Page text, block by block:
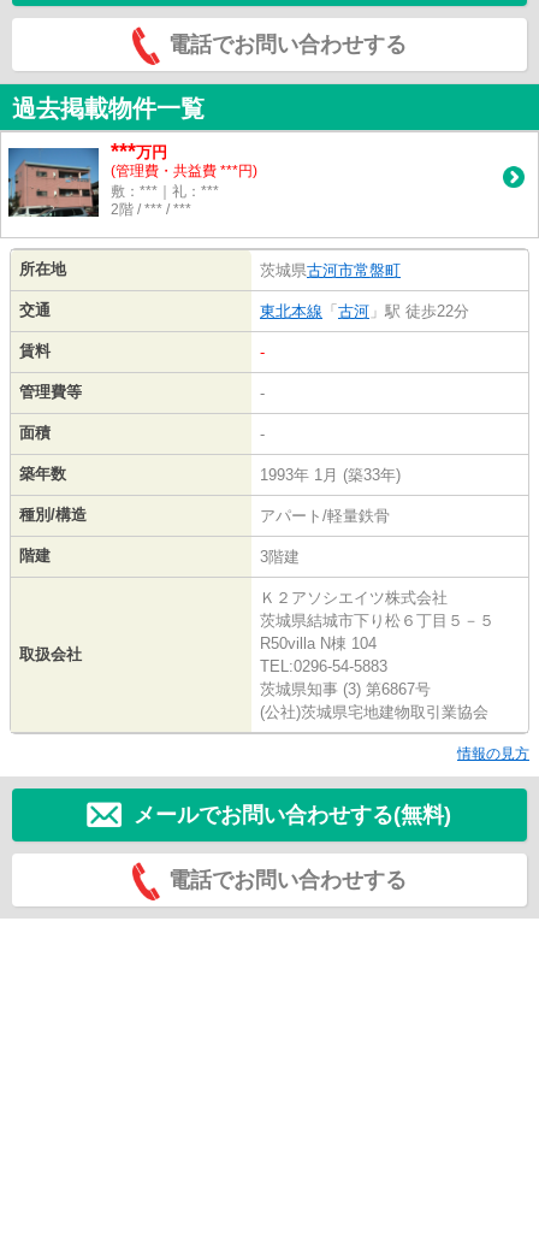
電話でお問い合わせする
過去掲載物件一覧
***万円
(管理費・共益費 ***円)
敷：***｜礼：***
2階 / *** / ***
所在地 茨城県古河市常盤町
交通 東北本線 「 古河 」駅 徒歩22分
賃料 -
管理費等 -
面積 -
築年数 1993年 1月 (築33年)
種別/構造 アパート/軽量鉄骨
階建 3階建
取扱会社
Ｋ２アソシエイツ株式会社
茨城県結城市下り松６丁目５－５
R50villa N棟 104
TEL:0296-54-5883
茨城県知事 (3) 第6867号
(公社)茨城県宅地建物取引業協会
情報の見方
メールでお問い合わせする(無料)
電話でお問い合わせする